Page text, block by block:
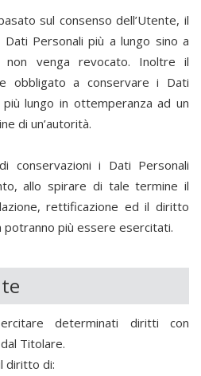
sul consenso dell’Utente, il
Personali più a lungo sino a
non venga revocato. Inoltre il
obbligato a conservare i Dati
lungo in ottemperanza ad un
di un’autorità.
conservazioni i Dati Personali
allo spirare di tale termine il
rettificazione ed il diritto
potranno più essere esercitati.
determinati diritti con
Titolare.
diritto di: